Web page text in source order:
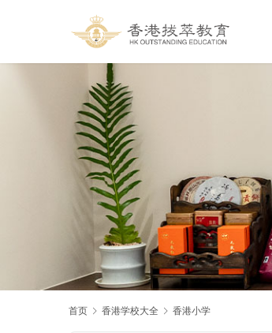
首页 香港学校大全 香港小学